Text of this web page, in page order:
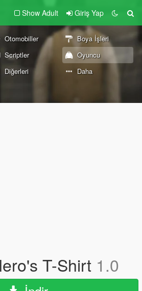
Show Adult Giriş Yap
Otomobiller
Boya İşleri
Scriptler
Oyuncu
Diğerleri Daha
T-Shirt 1.0